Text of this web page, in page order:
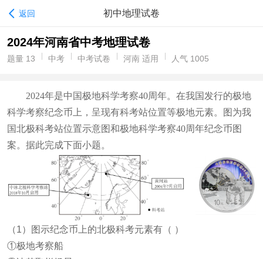
返回 初中地理试卷
2024年河南省中考地理试卷
题量 13 中考 中考试卷 河南 适用 人气 1005
2024年是中国极地科学考察40周年。在我国发行的极地
科学考察纪念币上，呈现有科考站位置等极地元素。图为我
国北极科考站位置示意图和极地科学考察40周年纪念币图
案。 据此完成下面小题。
（1）图示纪念币上的北极科考元素有（ ）
①极地考察船